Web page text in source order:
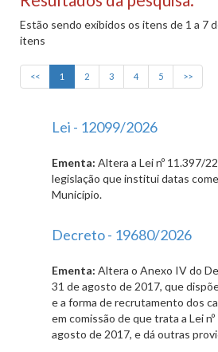
Estão sendo exibidos os itens de 1 a 7
itens
<< 1 2 3 4 5 >>
Lei - 12099/2026
Ementa: Altera a Lei nº 11.397/
legislação que institui datas
Município.
Decreto - 19680/2026
Ementa: Altera o Anexo IV do
31 de agosto de 2017, que
e a forma de recrutamento dos
em comissão de que trata a Lei nº
agosto de 2017, e dá outras